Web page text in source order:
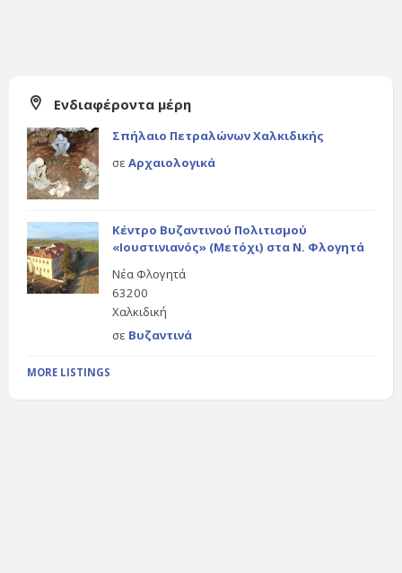
Ενδιαφέροντα μέρη
Σπήλαιο Πετραλώνων Χαλκιδικής
σε Αρχαιολογικά
Κέντρο Βυζαντινού Πολιτισμού
«Ιουστινιανός» (Μετόχι) στα Ν. Φλογητά
Νέα Φλογητά
63200
Χαλκιδική
σε Βυζαντινά
MORE LISTINGS